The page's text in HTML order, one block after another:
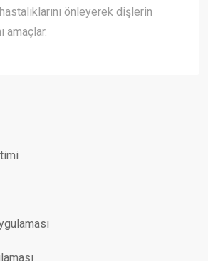
önleyerek dişlerin
amaçlar.